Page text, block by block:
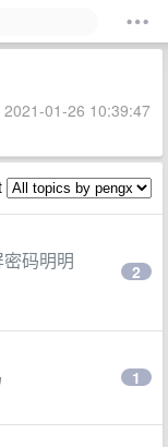
01-26 10:39:47
码明明
2
1